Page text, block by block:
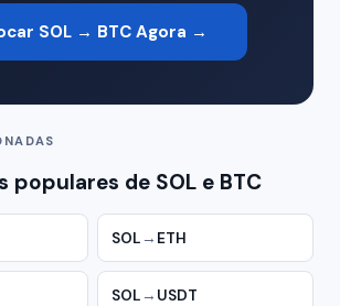
SOL → BTC Agora →
populares de SOL e BTC
SOL → ETH
SOL → USDT